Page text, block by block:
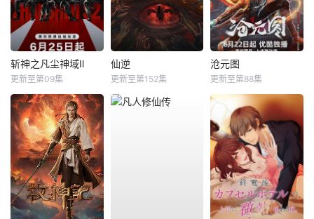
斩神之凡尘神域Ⅱ
更新至第09集
仙逆
更新至第152集
沧元图
更新至第88集